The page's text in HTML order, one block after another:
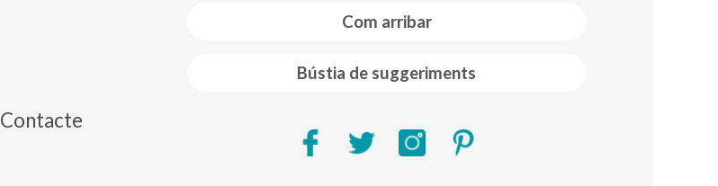
Com arribar
Bústia de suggeriments
Contacte